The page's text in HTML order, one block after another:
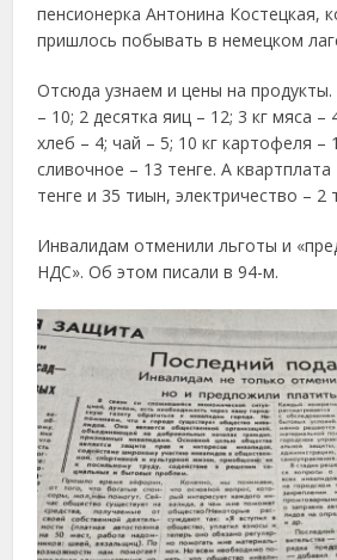
пенсионерка Антонина Костецкая,
пришлось побывать в немецком
Отсюда узнаем и цены на
– 10; 2 десятка яиц – 12; 3 кг мяса –
хлеб – 4; чай – 5; 10 кг картофеля –
сливочное – 13 тенге. А
тенге и 35 тиын, электричество – 2
Инвалидам отменили льготы и
НДС». Об этом писали в 94-м.